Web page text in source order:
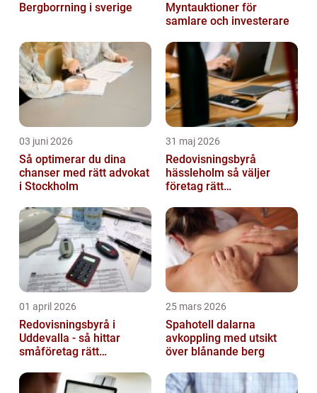
Bergborrning i sverige
Myntauktioner för
samlare och investerare
03 juni 2026
Så optimerar du dina
chanser med rätt advokat
i Stockholm
31 maj 2026
Redovisningsbyrå
hässleholm så väljer
företag rätt
01 april 2026
Redovisningsbyrå i
Uddevalla - så hittar
småföretag rätt
25 mars 2026
Spahotell dalarna
avkoppling med utsikt
över blånande berg